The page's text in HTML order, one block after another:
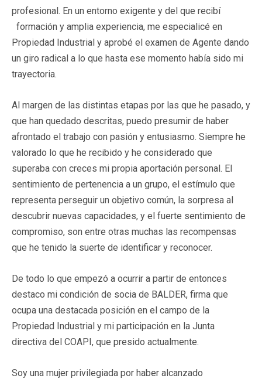
profesional. En un entorno exigente y del que recibí
formación y amplia experiencia, me especialicé en
Propiedad Industrial y aprobé el examen de Agente dando
un giro radical a lo que hasta ese momento había sido mi
trayectoria.
Al margen de las distintas etapas por las que he pasado, y
que han quedado descritas, puedo presumir de haber
afrontado el trabajo con pasión y entusiasmo. Siempre he
valorado lo que he recibido y he considerado que
superaba con creces mi propia aportación personal. El
sentimiento de pertenencia a un grupo, el estímulo que
representa perseguir un objetivo común, la sorpresa al
descubrir nuevas capacidades, y el fuerte sentimiento de
compromiso, son entre otras muchas las recompensas
que he tenido la suerte de identificar y reconocer.
De todo lo que empezó a ocurrir a partir de entonces
destaco mi condición de socia de BALDER, firma que
ocupa una destacada posición en el campo de la
Propiedad Industrial y mi participación en la Junta
directiva del COAPI, que presido actualmente.
Soy una mujer privilegiada por haber alcanzado